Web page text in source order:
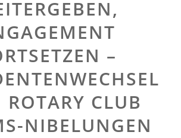
–
ROTARY CLUB
NIBELUNGEN